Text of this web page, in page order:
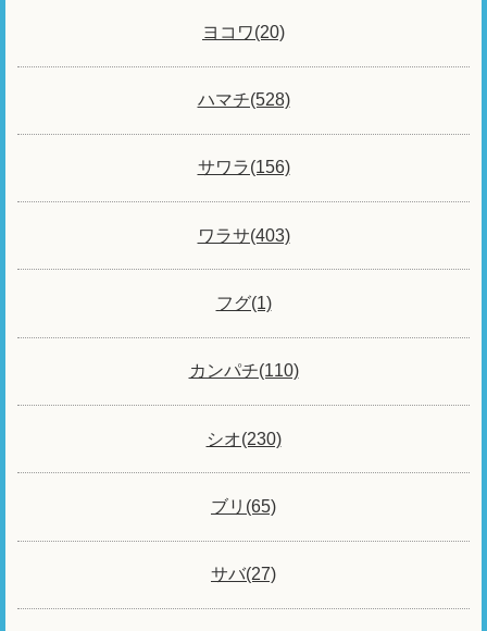
ヨコワ(20)
ハマチ(528)
サワラ(156)
ワラサ(403)
フグ(1)
カンパチ(110)
シオ(230)
ブリ(65)
サバ(27)